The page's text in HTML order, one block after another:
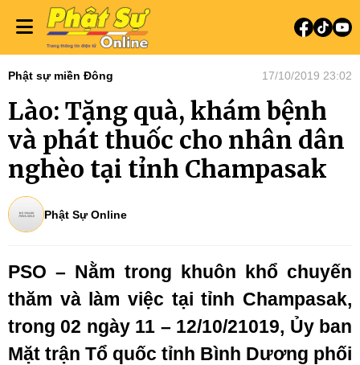
Phật sự miền Đông 17/10/2019 23:02
Lào: Tặng quà, khám bệnh
và phát thuốc cho nhân dân
nghèo tại tỉnh Champasak
Phật Sự Online
PSO – Nằm trong khuôn khổ chuyến
thăm và làm việc tại tỉnh Champasak,
trong 02 ngày 11 – 12/10/21019, Ủy ban
Mặt trận Tổ quốc tỉnh Bình Dương phối